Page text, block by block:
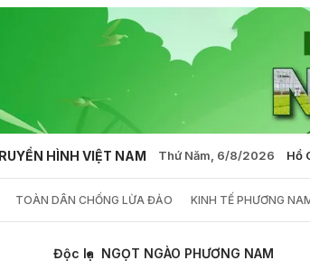
HÌNH VIỆT NAM Thứ Năm, 6/8/2026 Hồ
TOÀN DÂN CHỐNG LỪA ĐẢO KINH TẾ PHƯƠNG
Độc lạ NGỌT NGÀO PHƯƠNG NAM